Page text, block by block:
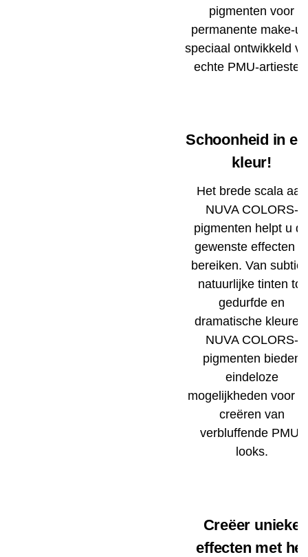
pigmenten voor
permanente make-
speciaal ontwikkeld
echte PMU-
Schoonheid in
kleur!
Het brede scala aan
NUVA COLORS-
pigmenten helpt u
gewenste effecten
bereiken. Van
natuurlijke tinten tot
gedurfde en
dramatische
NUVA COLORS-
pigmenten bieden
eindeloze
mogelijkheden voor
creëren van
verbluffende PMU-
looks.
Creëer unieke
effecten met het